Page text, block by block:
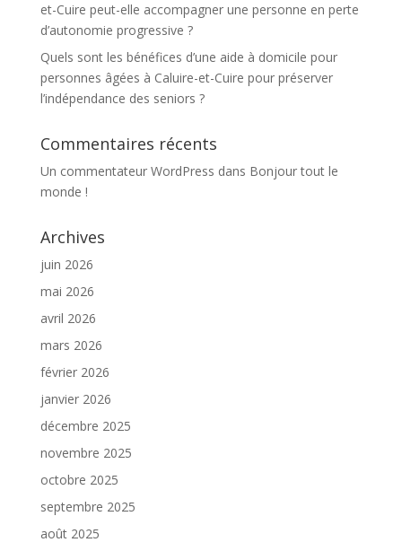
et-Cuire peut-elle accompagner une personne en perte
d’autonomie progressive ?
Quels sont les bénéfices d’une aide à domicile pour
personnes âgées à Caluire-et-Cuire pour préserver
l’indépendance des seniors ?
Commentaires récents
Un commentateur WordPress dans Bonjour tout le
monde !
Archives
juin 2026
mai 2026
avril 2026
mars 2026
février 2026
janvier 2026
décembre 2025
novembre 2025
octobre 2025
septembre 2025
août 2025